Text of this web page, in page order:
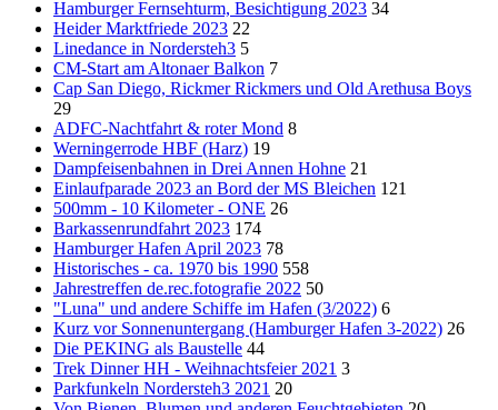
Hamburger Fernsehturm, Besichtigung 2023 34
Heider Marktfriede 2023 22
Linedance in Nordersteh3 5
CM-Start am Altonaer Balkon 7
Cap San Diego, Rickmer Rickmers und Old Arethusa Boys
29
ADFC-Nachtfahrt & roter Mond 8
Werningerrode HBF (Harz) 19
Dampfeisenbahnen in Drei Annen Hohne 21
Einlaufparade 2023 an Bord der MS Bleichen 121
500mm - 10 Kilometer - ONE 26
Barkassenrundfahrt 2023 174
Hamburger Hafen April 2023 78
Historisches - ca. 1970 bis 1990 558
Jahrestreffen de.rec.fotografie 2022 50
"Luna" und andere Schiffe im Hafen (3/2022) 6
Kurz vor Sonnenuntergang (Hamburger Hafen 3-2022) 26
Die PEKING als Baustelle 44
Trek Dinner HH - Weihnachtsfeier 2021 3
Parkfunkeln Nordersteh3 2021 20